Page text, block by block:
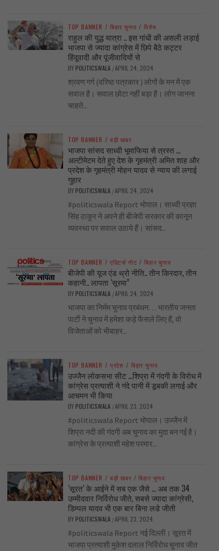
TOP BANNER / बिहार चुनाव / विशेष
राहुल की युद्ध यात्रा .. इस गांधी की असली लड़ाई
भाजपा से ज्यादा कांग्रेस में छिपे बैठे कट्टर
हिंदूवादी और पूंजीवादियों से
BY POLITICSWALA /APRIL 24, 2024
श्रवण गर्ग (वरिष्ठ पत्रकार ) लोगों के मन में एक
सवाल है। सवाल छोटा नहीं बड़ा है। लोग जानना
चाहते...
TOP BANNER / बड़ी खबर
भाजपा सांसद साध्वी भूमाफिया से त्रस्त …
अल्टीमेटम देते हुए देश के गृहमंत्री अमित शाह और
प्रदेश के गृहमंत्री मोहन यादव से न्याय की लगाई
गुहार
BY POLITICSWALA /APRIL 24, 2024
#politicswala Report भोपाल। साध्वी प्रज्ञा
सिंह ठाकुर ने अपने ही बीजेपी सरकार की कानून
व्यवस्था पर सवाल उठाये हैं। सांसद...
TOP BANNER / एडिटर्स नोट / बिहार चुनाव
बीजेपी की यूज एंड थ्रो नीति.. तीन किरदार, तीन
कहानी.. लापता ‘सूरमा”
BY POLITICSWALA /APRIL 24, 2024
भाजपा का निर्मम चुनाव प्रबंधन… भारतीय जनता
पार्टी ने चुनाव में हमेशा कड़े फैसले लिए हैं, वो
विजेताओं को भीबाहर...
TOP BANNER / प्रदेश / बिहार चुनाव
उज्जैन लोकसभा सीट …शिप्रा में गंदगी के विरोध में
कांग्रेस प्रत्याशी ने गंदे पानी में डूबकी लगाई और
आचमन भी किया
BY POLITICSWALA /APRIL 23, 2024
#politicswala Report भोपाल। उज्जैन में
शिप्रा नदी की गंदगी अब चुनाव का मुदा बन गई है।
कांग्रेस के प्रत्याशी महेश परमार...
TOP BANNER / बड़ी खबर / बिहार चुनाव
‘सूरत’ के आईने में सब एक जैसे … अब तक 34
उम्मीदवार निर्विरोध जीते, सबसे ज्यादा कांग्रेसी,
डिम्पल यादव भी एक बार बिना लडे जीती
BY POLITICSWALA /APRIL 23, 2024
#politicswala Report नई दिल्ली। सूरत में
भाजपा प्रत्याशी मुकेश दलाल निर्विरोध चुनाव जीत